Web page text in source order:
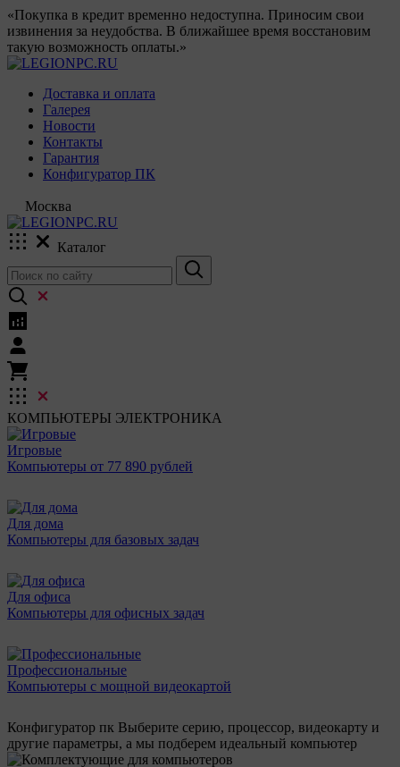
«Покупка в кредит временно недоступна. Приносим свои
извинения за неудобства. В ближайшее время восстановим
такую возможность оплаты.»
Доставка и оплата
Галерея
Новости
Контакты
Гарантия
Конфигуратор ПК
Москва
Каталог
КОМПЬЮТЕРЫ ЭЛЕКТРОНИКА
Игровые
Компьютеры от 77 890 рублей
Для дома
Компьютеры для базовых задач
Для офиса
Компьютеры для офисных задач
Профессиональные
Компьютеры с мощной видеокартой
Конфигуратор пк Выберите серию, процессор, видеокарту и
другие параметры, а мы подберем идеальный компьютер